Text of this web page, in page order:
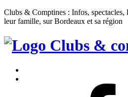
Clubs & Comptines : Infos, spectacles,
leur famille, sur Bordeaux et sa région
Clubs
Comptines